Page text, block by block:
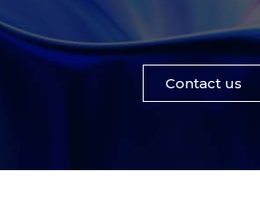
Contact us